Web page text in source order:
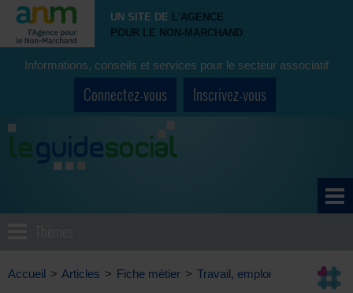
UN SITE DE L'AGENCE
POUR LE NON-MARCHAND
Informations, conseils et services pour le secteur associatif
Connectez-vous Inscrivez-vous
Accueil > Articles > Fiche métier > Travail, emploi